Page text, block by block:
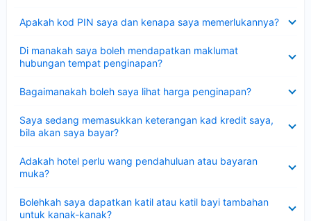
Apakah kod PIN saya dan kenapa saya memerlukannya?
Di manakah saya boleh mendapatkan maklumat
hubungan tempat penginapan?
Bagaimanakah boleh saya lihat harga penginapan?
Saya sedang memasukkan keterangan kad kredit saya,
bila akan saya bayar?
Adakah hotel perlu wang pendahuluan atau bayaran
muka?
Bolehkah saya dapatkan katil atau katil bayi tambahan
untuk kanak-kanak?